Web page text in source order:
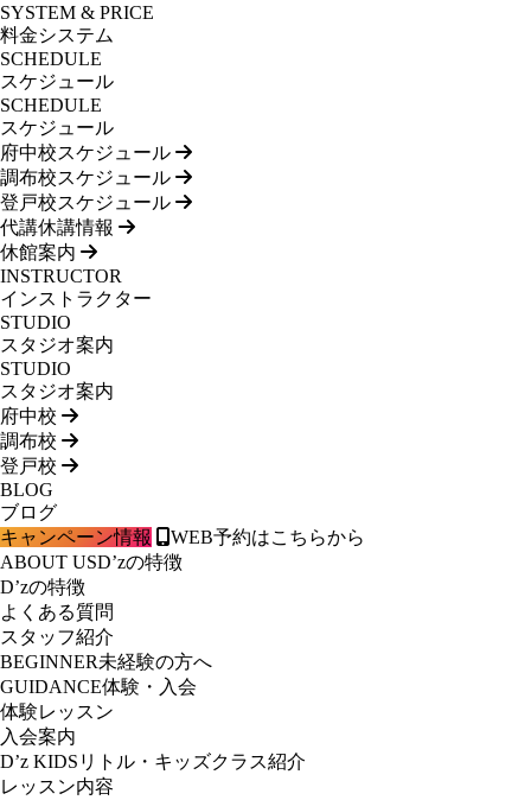
SYSTEM & PRICE
料金システム
SCHEDULE
スケジュール
SCHEDULE
スケジュール
府中校スケジュール
調布校スケジュール
登戸校スケジュール
代講休講情報
休館案内
INSTRUCTOR
インストラクター
STUDIO
スタジオ案内
STUDIO
スタジオ案内
府中校
調布校
登戸校
BLOG
ブログ
キャンペーン情報
WEB予約はこちらから
ABOUT USD’zの特徴
D’zの特徴
よくある質問
スタッフ紹介
BEGINNER未経験の方へ
GUIDANCE体験・入会
体験レッスン
入会案内
D’z KIDS リトル・キッズクラス紹介
レッスン内容